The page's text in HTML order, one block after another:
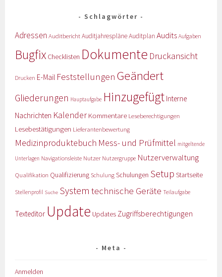
Schlagwörter
Adressen AuditberichtAuditjahrespläneAuditplan Audits Aufgaben
Bugfix Checklisten Dokumente Druckansicht
Drucken E-Mail Feststellungen Geändert
Gliederungen Hauptaufgabe Hinzugefügt Interne
Nachrichten KalenderKommentare Leseberechtigungen
Lesebestätigungen Lieferantenbewertung
Medizinproduktebuch Mess- und Prüfmittel mitgeltende
Unterlagen Navigationsleiste Nutzer Nutzergruppe Nutzerverwaltung
Qualifikation Qualifizierung Schulung Schulungen Setup Startseite
Stellenprofil Suche System technische Geräte Teilaufgabe
Texteditor Update Updates Zugriffsberechtigungen
Meta
Anmelden